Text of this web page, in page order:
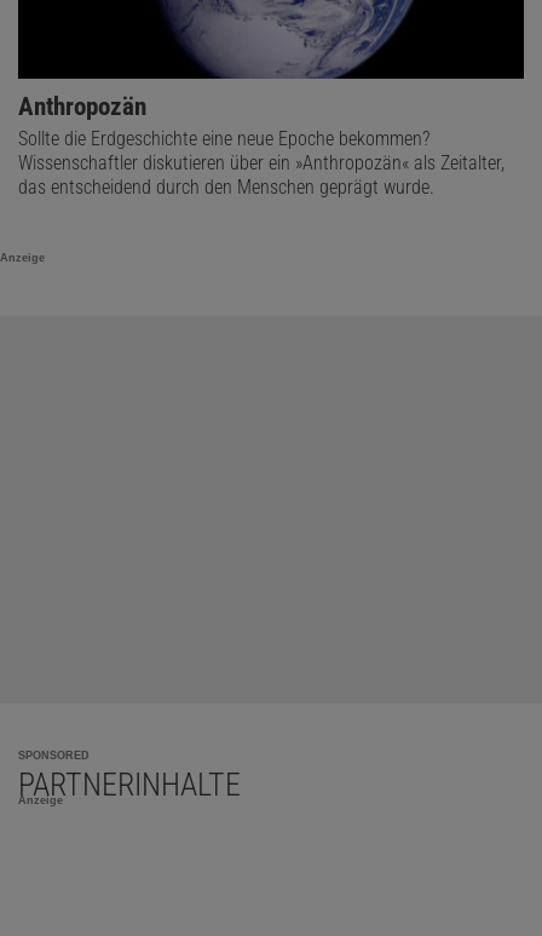
Anthropozän
Sollte die Erdgeschichte eine neue Epoche bekommen?
Wissenschaftler diskutieren über ein »Anthropozän« als Zeitalter,
das entscheidend durch den Menschen geprägt wurde.
Anzeige
SPONSORED
PARTNERINHALTE
Anzeige